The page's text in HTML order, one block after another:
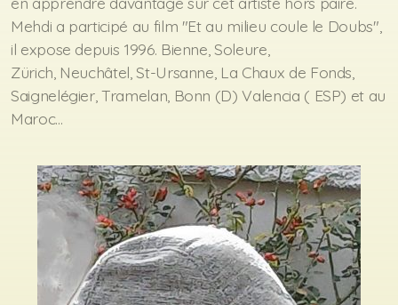
Mehdi a participé au film "Et au milieu coule le Doubs",
il expose depuis 1996. Bienne, Soleure,
Zürich, Neuchâtel, St-Ursanne, La Chaux de Fonds,
Saignelégier, Tramelan, Bonn (D) Valencia ( ESP) et au
Maroc...